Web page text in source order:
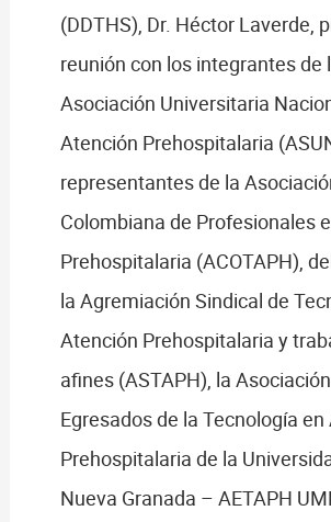
(DDTHS), Dr. Héctor Laverde,
reunión con los integrantes de
Asociación Universitaria
Atención Prehospitalaria
representantes de la
Colombiana de Profesionales
Prehospitalaria (ACOTAPH),
la Agremiación Sindical de
Atención Prehospitalaria y
afines (ASTAPH), la
Egresados de la Tecnología
Prehospitalaria de la
Nueva Granada – AETAPH